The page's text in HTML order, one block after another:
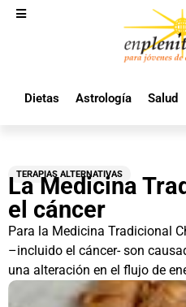
Dietas Astrología Salud
TERAPIAS ALTERNATIVAS
La Medicina
el cáncer
Para la Medicina Tradicional
–incluido el cáncer- son
una alteración en el flujo de